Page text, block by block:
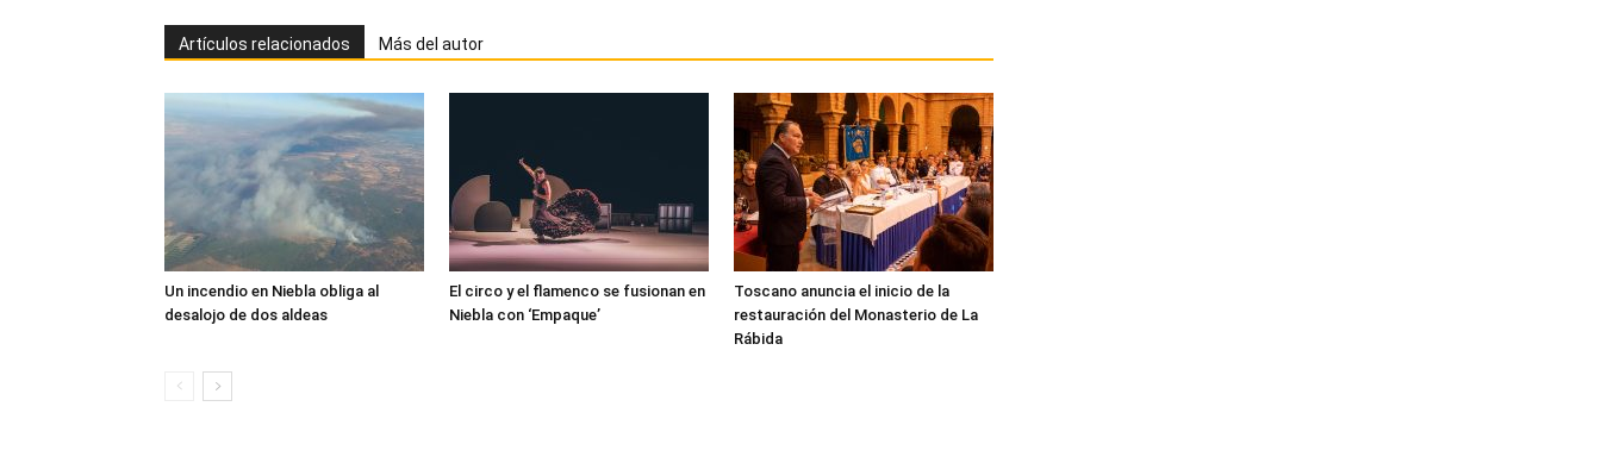
Artículos relacionados Más del autor
Un incendio en Niebla obliga al
desalojo de dos aldeas
El circo y el flamenco se fusionan en
Niebla con ‘Empaque’
Toscano anuncia el inicio de la
restauración del Monasterio de La
Rábida